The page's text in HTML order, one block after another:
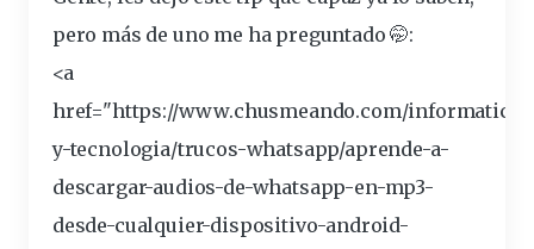
pero más de uno me ha preguntado 🤭:
<a
href="https://www.chusmeando.com/informatica-
y-tecnologia/trucos-whatsapp/aprende-a-
descargar-audios-de-whatsapp-en-mp3-
desde-cualquier-dispositivo-android-